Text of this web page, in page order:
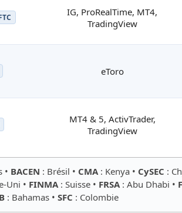
IG, ProRealTime, MT4,
TradingView
eToro
MT4 & 5, ActivTrader,
TradingView
• BACEN : Brésil • CMA : Kenya • CySEC :
Uni • FINMA : Suisse • FRSA : Abu Dhabi •
: Bahamas • SFC : Colombie